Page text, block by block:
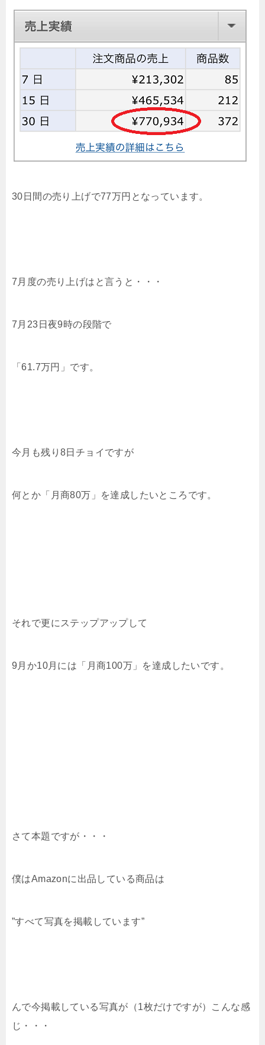
30日間の売り上げで77万円となっています。
7月度の売り上げはと言うと・・・
7月23日夜9時の段階で
「61.7万円」です。
今月も残り8日チョイですが
何とか「月商80万」を達成したいところです。
それで更にステップアップして
9月か10月には「月商100万」を達成したいです。
さて本題ですが・・・
僕はAmazonに出品している商品は
”すべて写真を掲載しています”
んで今掲載している写真が（1枚だけですが）こんな感
じ・・・